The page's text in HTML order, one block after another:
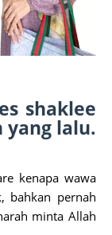
shaklee
yang lalu.
kenapa wawa
bahkan pernah
minta Allah